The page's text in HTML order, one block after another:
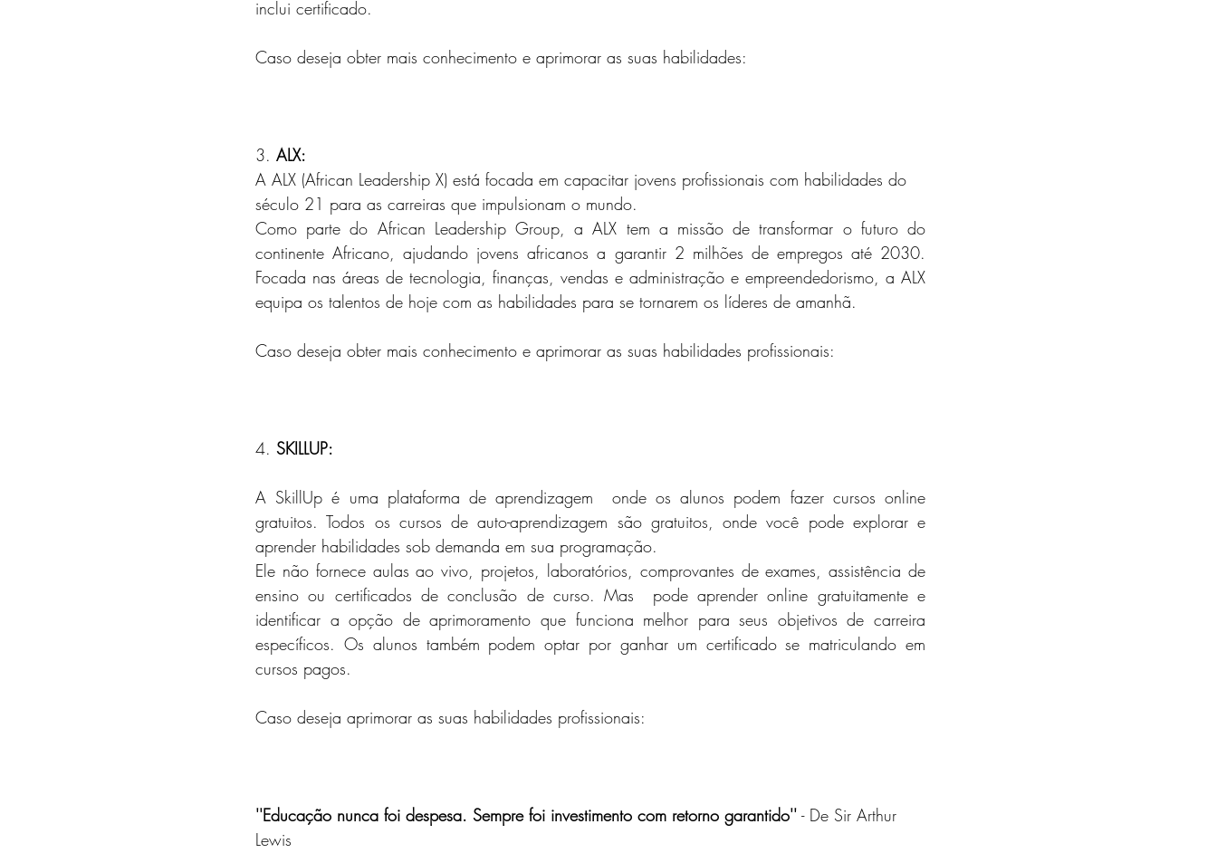
inclui certificado.
Caso deseja obter mais conhecimento e aprimorar as suas habilidades:
3. ALX:
A ALX (African Leadership X) está focada em capacitar jovens profissionais com habilidades do
século 21 para as carreiras que impulsionam o mundo.
Como parte do African Leadership Group, a ALX tem a missão de transformar o futuro do
continente Africano, ajudando jovens africanos a garantir 2 milhões de empregos até 2030.
Focada nas áreas de tecnologia, finanças, vendas e administração e empreendedorismo, a ALX
equipa os talentos de hoje com as habilidades para se tornarem os líderes de amanhã.
Caso deseja obter mais conhecimento e aprimorar as suas habilidades profissionais:
4. SKILLUP:
A SkillUp é uma plataforma de aprendizagem  onde os alunos podem fazer cursos online
gratuitos. Todos os cursos de auto-aprendizagem são gratuitos, onde você pode explorar e
aprender habilidades sob demanda em sua programação.
Ele não fornece aulas ao vivo, projetos, laboratórios, comprovantes de exames, assistência de
ensino ou certificados de conclusão de curso. Mas  pode aprender online gratuitamente e
identificar a opção de aprimoramento que funciona melhor para seus objetivos de carreira
específicos. Os alunos também podem optar por ganhar um certificado se matriculando em
cursos pagos.
Caso deseja aprimorar as suas habilidades profissionais:
''Educação nunca foi despesa. Sempre foi investimento com retorno garantido'' - De Sir Arthur
Lewis